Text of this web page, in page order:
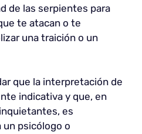
de las serpientes para
te atacan o te
una traición o un
que la interpretación de
indicativa y que, en
es
un psicólogo o